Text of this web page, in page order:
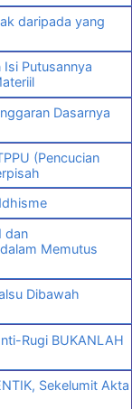
daripada yang
Putusannya
Dasarnya
(Pencucian
dan
Memutus
Dibawah
Rugi BUKANLAH
Sekelumit Akta